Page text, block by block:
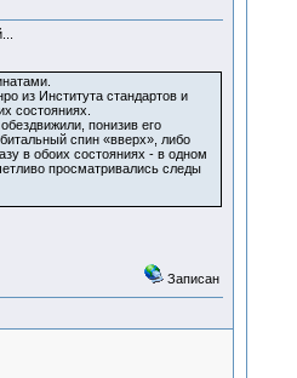
из Института стандартов и
состояниях.
понизив его
спин «вверх», либо
в обоих состояниях - в одном
просматривались следы
Записан